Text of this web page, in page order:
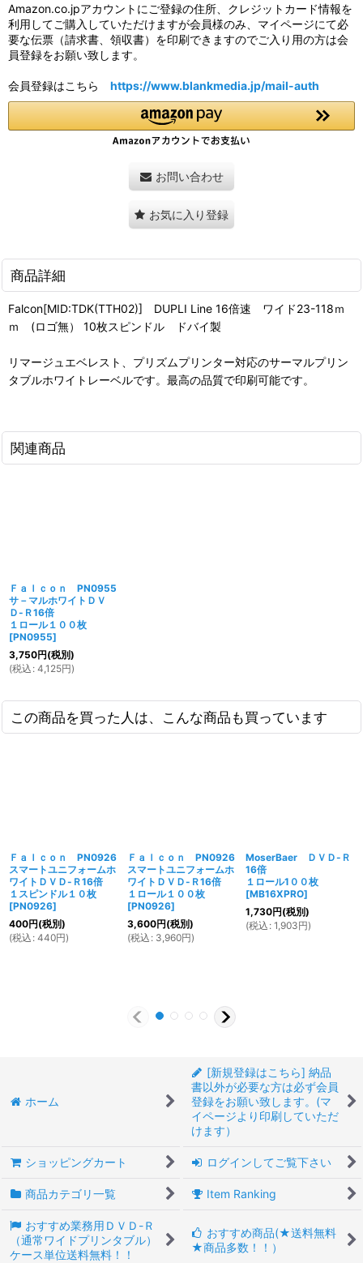
Amazon.co.jpアカウントにご登録の住所、クレジットカード情報を
利用してご購入していただけますが会員様のみ、マイページにて必
要な伝票（請求書、領収書）を印刷できますのでご入り用の方は会
員登録をお願い致します。
会員登録はこちら https://www.blankmedia.jp/mail-auth
お問い合わせ
お気に入り登録
商品詳細
Falcon[MID:TDK(TTH02)] DUPLI Line 16倍速 ワイド23-118ｍ
ｍ (ロゴ無） 10枚スピンドル ドバイ製
リマージュエベレスト、プリズムプリンター対応のサーマルプリン
タブルホワイトレーベルです。最高の品質で印刷可能です。
関連商品
Ｆａｌｃｏｎ PN0955
サ－マルホワイトＤＶ
Ｄ-Ｒ16倍
１ロール１００枚
[PN0955]
3,750円(税別)
(税込 : 4,125円)
この商品を買った人は、こんな商品も買っています
Ｆａｌｃｏｎ PN0926
スマートユニフォームホ
ワイトＤＶＤ-Ｒ16倍
１スピンドル１０枚
[PN0926]
400円(税別)
(税込 : 440円)
Ｆａｌｃｏｎ PN0926
スマートユニフォームホ
ワイトＤＶＤ-Ｒ16倍
１ロール１００枚
[PN0926]
3,600円(税別)
(税込 : 3,960円)
MoserBaer ＤＶＤ-Ｒ
16倍
１ロール1００枚
[MB16XPRO]
1,730円(税別)
(税込 : 1,903円)
ホーム
[新規登録はこちら] 納品
書以外が必要な方は必ず会員
登録をお願い致します。(マ
イページより印刷していただ
けます）
ショッピングカート ログインしてご覧下さい
商品カテゴリ一覧 Item Ranking
おすすめ業務用ＤＶＤ-Ｒ
（通常ワイドプリンタブル）
ケース単位送料無料！！
おすすめ商品(★送料無料
★商品多数！！）